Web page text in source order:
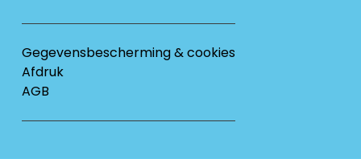
Gegevensbescherming & cookies
Afdruk
AGB